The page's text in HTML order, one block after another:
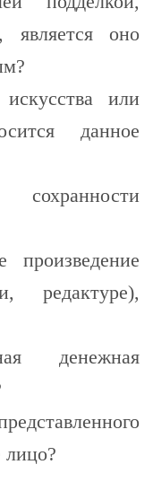
является оно
или
данное
произведение
редактуре),
денежная
лицо?